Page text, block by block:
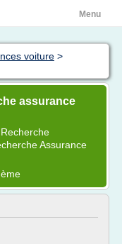
Menu
voiture >
assurance
Recherche
Assurance